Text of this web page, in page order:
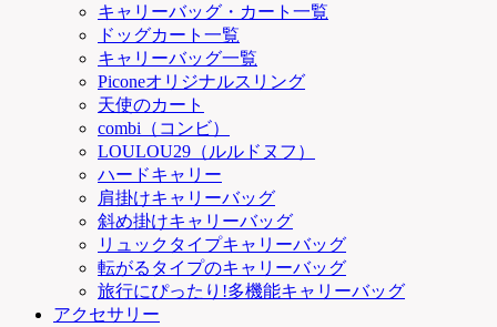
キャリーバッグ・カート一覧
ドッグカート一覧
キャリーバッグ一覧
Piconeオリジナルスリング
天使のカート
combi（コンビ）
LOULOU29（ルルドヌフ）
ハードキャリー
肩掛けキャリーバッグ
斜め掛けキャリーバッグ
リュックタイプキャリーバッグ
転がるタイプのキャリーバッグ
旅行にぴったり!多機能キャリーバッグ
アクセサリー